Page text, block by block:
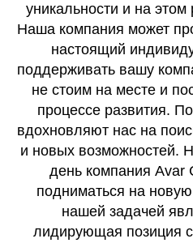
уникальности и на
Наша компания может
настоящий
поддерживать вашу
не стоим на месте и
процессе развития.
вдохновляют нас на
и новых возможностей.
день компания Avar
подниматься на
нашей задачей
лидирующая позиция